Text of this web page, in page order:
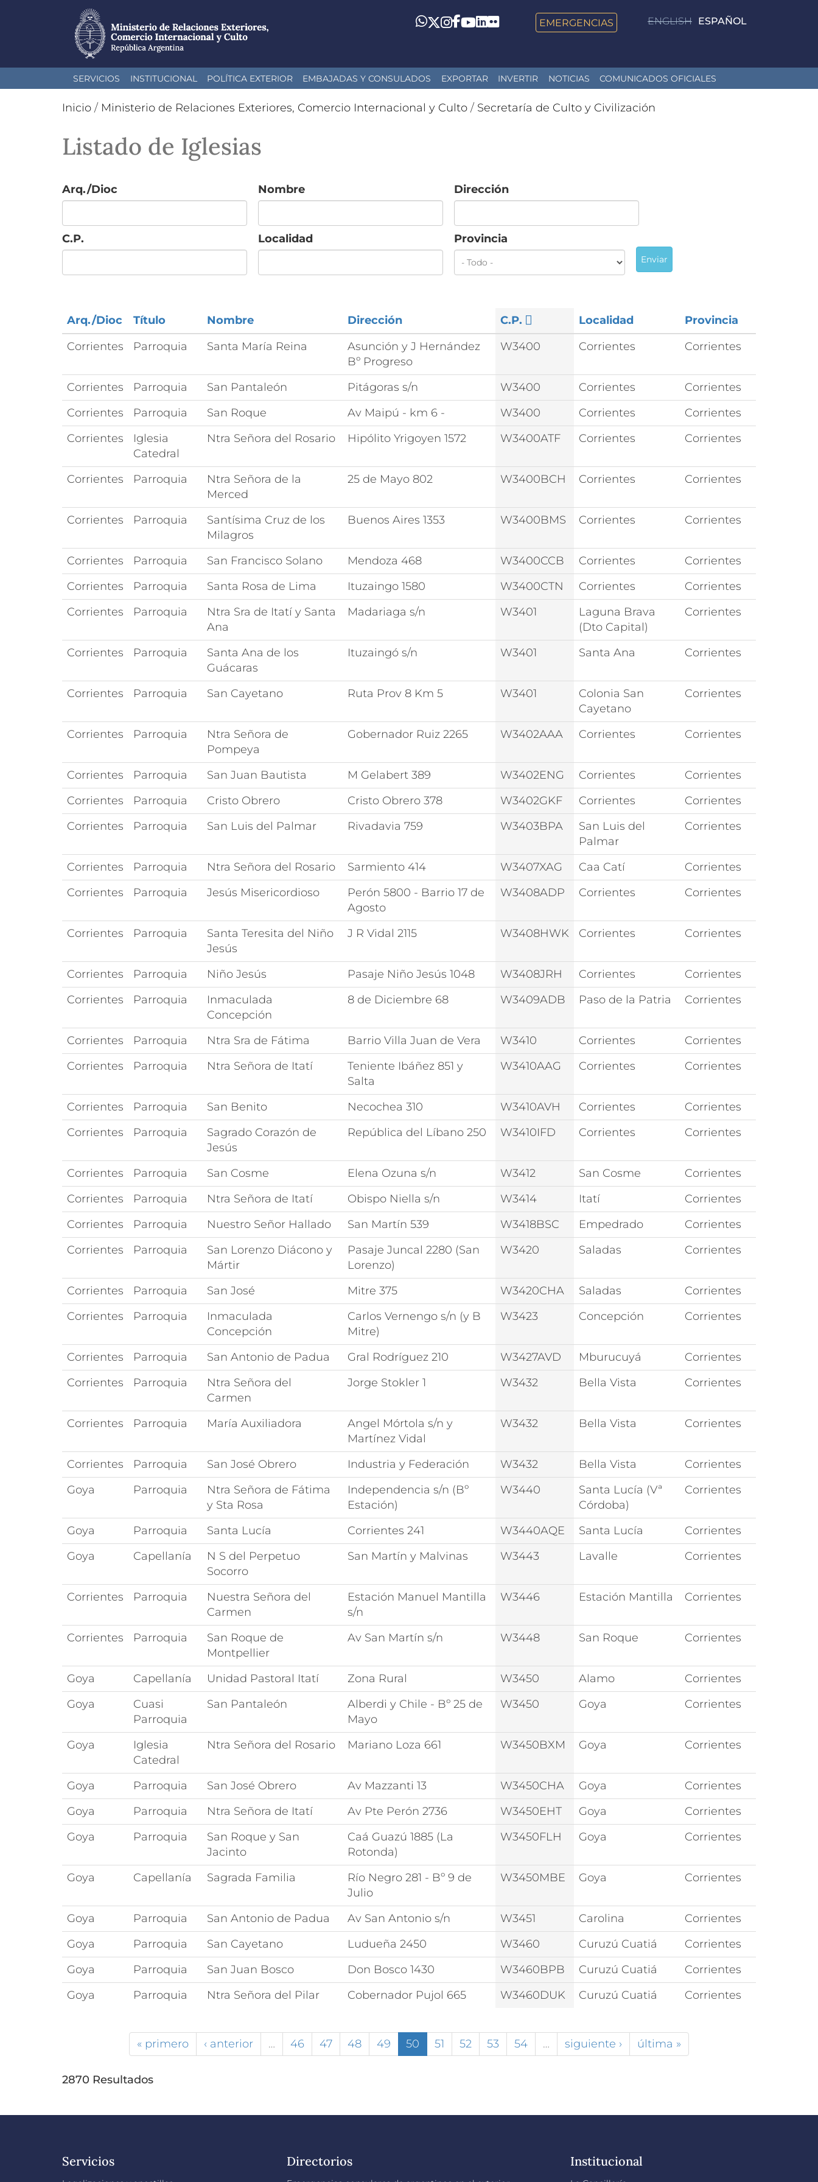
al
ENGLISH ESPAÑOL
Whatsapp
Twitter
Instagram
Facebook
YouTube
LinkedIn
Flickr EMERGENCIAS
SERVICIOS INSTITUCIONAL POLÍTICA EXTERIOR EMBAJADAS Y CONSULADOS EXPORTAR INVERTIR NOTICIAS COMUNICADOS OFICIALES
Inicio / Ministerio de Relaciones Exteriores, Comercio Internacional y Culto / Secretaría de Culto y Civilización
Listado de Iglesias
Arq./Dioc Nombre Dirección
C.P. Localidad Provincia
Enviar
Arq./Dioc Título Nombre Dirección C.P. Localidad
Provincia
Corrientes
Parroquia Santa María Reina
Asunción y J Hernández
Bº Progreso
W3400 Corrientes Corrientes
Corrientes Parroquia San Pantaleón Pitágoras s/n W3400 Corrientes
Corrientes
Corrientes
Parroquia San Roque Av Maipú - km 6 - W3400 Corrientes
Corrientes
Corrientes
Iglesia
Catedral
Ntra Señora del Rosario Hipólito Yrigoyen 1572 W3400ATF Corrientes Corrientes
Corrientes Parroquia
Ntra Señora de la
Merced
25 de Mayo 802 W3400BCH Corrientes Corrientes
Corrientes Parroquia
Santísima Cruz de los
Milagros
Buenos Aires 1353 W3400BMS Corrientes Corrientes
Corrientes Parroquia San Francisco Solano Mendoza 468 W3400CCB Corrientes
Corrientes
Corrientes
Parroquia Santa Rosa de Lima Ituzaingo 1580 W3400CTN Corrientes
Corrientes
Corrientes
Parroquia
Ntra Sra de Itatí y Santa
Ana
Madariaga s/n W3401
Laguna Brava
(Dto Capital)
Corrientes
Corrientes Parroquia
Santa Ana de los
Guácaras
Ituzaingó s/n W3401 Santa Ana Corrientes
Corrientes Parroquia San Cayetano Ruta Prov 8 Km 5 W3401
Colonia San
Cayetano
Corrientes
Corrientes Parroquia
Ntra Señora de
Pompeya
Gobernador Ruiz 2265 W3402AAA Corrientes Corrientes
Corrientes Parroquia San Juan Bautista M Gelabert 389 W3402ENG Corrientes
Corrientes
Corrientes
Parroquia Cristo Obrero Cristo Obrero 378 W3402GKF Corrientes
Corrientes
Corrientes
Parroquia San Luis del Palmar Rivadavia 759 W3403BPA
San Luis del
Palmar
Corrientes
Corrientes Parroquia Ntra Señora del Rosario Sarmiento 414 W3407XAG Caa Catí
Corrientes
Corrientes
Parroquia Jesús Misericordioso
Perón 5800 - Barrio 17 de
Agosto
W3408ADP Corrientes Corrientes
Corrientes Parroquia
Santa Teresita del Niño
Jesús
J R Vidal 2115 W3408HWK Corrientes Corrientes
Corrientes Parroquia Niño Jesús Pasaje Niño Jesús 1048 W3408JRH Corrientes
Corrientes
Corrientes
Parroquia
Inmaculada
Concepción
8 de Diciembre 68 W3409ADB Paso de la Patria Corrientes
Corrientes Parroquia Ntra Sra de Fátima Barrio Villa Juan de Vera W3410 Corrientes
Corrientes
Corrientes
Parroquia Ntra Señora de Itatí
Teniente Ibáñez 851 y
Salta
W3410AAG Corrientes Corrientes
Corrientes Parroquia San Benito Necochea 310 W3410AVH Corrientes
Corrientes
Corrientes
Parroquia
Sagrado Corazón de
Jesús
República del Líbano 250 W3410IFD Corrientes Corrientes
Corrientes Parroquia San Cosme Elena Ozuna s/n W3412 San Cosme
Corrientes
Corrientes
Parroquia Ntra Señora de Itatí Obispo Niella s/n W3414 Itatí
Corrientes
Corrientes
Parroquia Nuestro Señor Hallado San Martín 539 W3418BSC Empedrado
Corrientes
Corrientes
Parroquia
San Lorenzo Diácono y
Mártir
Pasaje Juncal 2280 (San
Lorenzo)
W3420 Saladas Corrientes
Corrientes Parroquia San José Mitre 375 W3420CHA Saladas
Corrientes
Corrientes
Parroquia
Inmaculada
Concepción
Carlos Vernengo s/n (y B
Mitre)
W3423 Concepción Corrientes
Corrientes Parroquia San Antonio de Padua Gral Rodríguez 210 W3427AVD Mburucuyá
Corrientes
Corrientes
Parroquia
Ntra Señora del
Carmen
Jorge Stokler 1 W3432 Bella Vista Corrientes
Corrientes Parroquia María Auxiliadora
Angel Mórtola s/n y
Martínez Vidal
W3432 Bella Vista Corrientes
Corrientes Parroquia San José Obrero Industria y Federación W3432 Bella Vista
Corrientes
Goya
Parroquia
Ntra Señora de Fátima
y Sta Rosa
Independencia s/n (Bº
Estación)
W3440
Santa Lucía (Vª
Córdoba)
Corrientes
Goya Parroquia Santa Lucía Corrientes 241 W3440AQE Santa Lucía
Corrientes
Goya
Capellanía
N S del Perpetuo
Socorro
San Martín y Malvinas W3443 Lavalle Corrientes
Corrientes Parroquia
Nuestra Señora del
Carmen
Estación Manuel Mantilla
s/n
W3446 Estación Mantilla Corrientes
Corrientes Parroquia
San Roque de
Montpellier
Av San Martín s/n W3448 San Roque Corrientes
Goya Capellanía Unidad Pastoral Itatí Zona Rural W3450 Alamo
Corrientes
Goya
Cuasi
Parroquia
San Pantaleón
Alberdi y Chile - Bº 25 de
Mayo
W3450 Goya Corrientes
Goya
Iglesia
Catedral
Ntra Señora del Rosario Mariano Loza 661 W3450BXM Goya Corrientes
Goya Parroquia San José Obrero Av Mazzanti 13 W3450CHA Goya
Corrientes
Goya
Parroquia Ntra Señora de Itatí Av Pte Perón 2736 W3450EHT Goya
Corrientes
Goya
Parroquia
San Roque y San
Jacinto
Caá Guazú 1885 (La
Rotonda)
W3450FLH Goya Corrientes
Goya Capellanía Sagrada Familia
Río Negro 281 - Bº 9 de
Julio
W3450MBE Goya Corrientes
Goya Parroquia San Antonio de Padua Av San Antonio s/n W3451 Carolina
Corrientes
Goya
Parroquia San Cayetano Ludueña 2450 W3460 Curuzú Cuatiá
Corrientes
Goya
Parroquia San Juan Bosco Don Bosco 1430 W3460BPB Curuzú Cuatiá
Corrientes
Goya
Parroquia Ntra Señora del Pilar Cobernador Pujol 665 W3460DUK Curuzú Cuatiá Corrientes
« primero ‹ anterior … 46 47 48 49 50 51 52 53 54 … siguiente › última »
2870 Resultados
Servicios Directorios Institucional